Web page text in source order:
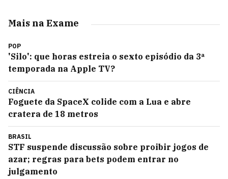
Mais na Exame
POP
'Silo': que horas estreia o sexto episódio da 3ª
temporada na Apple TV?
CIÊNCIA
Foguete da SpaceX colide com a Lua e abre
cratera de 18 metros
BRASIL
STF suspende discussão sobre proibir jogos de
azar; regras para bets podem entrar no
julgamento